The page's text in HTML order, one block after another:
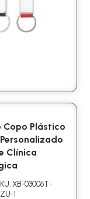
Copo Plástico
Clínica
XB-03006T-
1